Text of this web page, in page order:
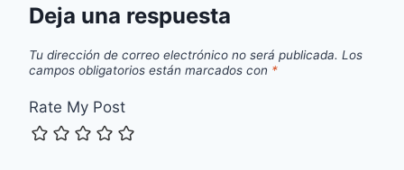
Deja una respuesta
Tu dirección de correo electrónico no será publicada. Los
campos obligatorios están marcados con *
Rate My Post